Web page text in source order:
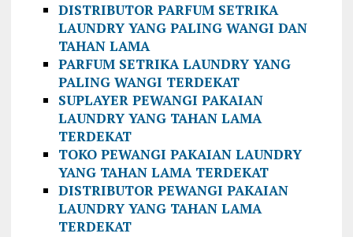
DISTRIBUTOR PARFUM SETRIKA
LAUNDRY YANG PALING WANGI DAN
TAHAN LAMA
PARFUM SETRIKA LAUNDRY YANG
PALING WANGI TERDEKAT
SUPLAYER PEWANGI PAKAIAN
LAUNDRY YANG TAHAN LAMA
TERDEKAT
TOKO PEWANGI PAKAIAN LAUNDRY
YANG TAHAN LAMA TERDEKAT
DISTRIBUTOR PEWANGI PAKAIAN
LAUNDRY YANG TAHAN LAMA
TERDEKAT